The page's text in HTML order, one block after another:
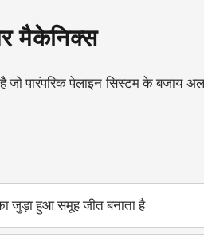
मैकेनिक्स
जो पारंपरिक पेलाइन सिस्टम के बजाय
जुड़ा हुआ समूह जीत बनाता है